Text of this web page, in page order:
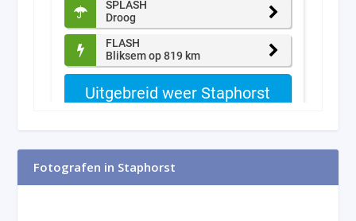
Fotografen in Staphorst